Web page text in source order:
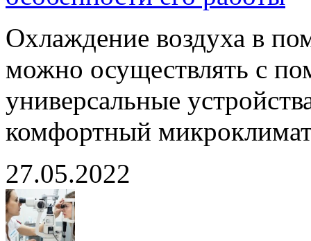
Охлаждение воздуха в
можно осуществлять с
универсальные
комфортный
27.05.2022